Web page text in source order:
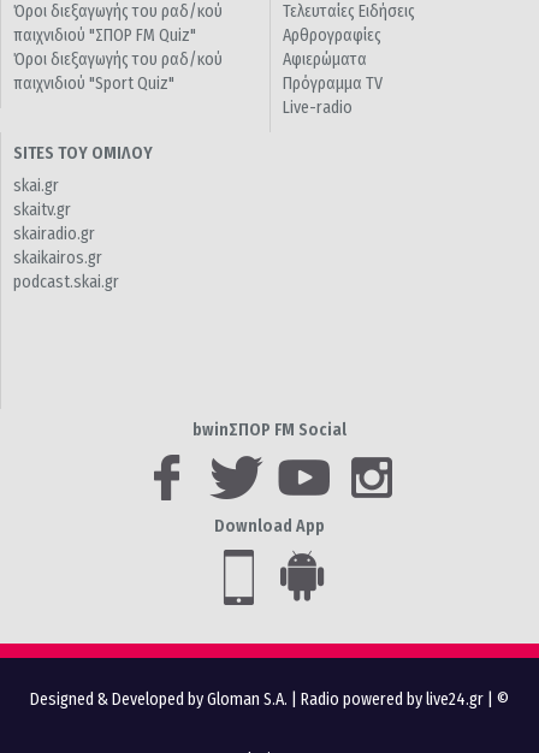
Όροι διεξαγωγής του ραδ/κού
παιχνιδιού "ΣΠΟΡ FM Quiz"
Όροι διεξαγωγής του ραδ/κού
παιχνιδιού "Sport Quiz"
Τελευταίες Ειδήσεις
Αρθρογραφίες
Αφιερώματα
Πρόγραμμα TV
Live-radio
SITES ΤΟΥ ΟΜΙΛΟΥ
skai.gr
skaitv.gr
skairadio.gr
skaikairos.gr
podcast.skai.gr
bwinΣΠΟΡ FM Social
Download App
Designed & Developed by Gloman S.A. Radio powered by live24.gr | ©